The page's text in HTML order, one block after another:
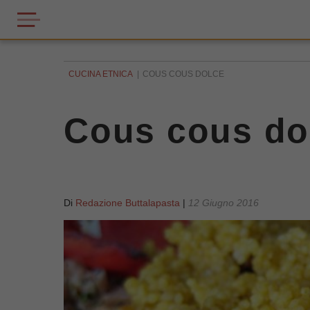
CUCINA ETNICA COUS COUS DOLCE
Cous cous
Di Redazione Buttalapasta | 12 Giugno 2016